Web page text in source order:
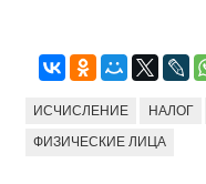
ИСЧИСЛЕНИЕ НАЛОГ
ФИЗИЧЕСКИЕ ЛИЦА